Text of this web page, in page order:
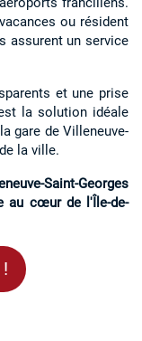
ou résident
assurent un service
et une prise
la solution idéale
gare de Villeneuve-
la ville.
Saint-Georges
au cœur de l'Île-de-